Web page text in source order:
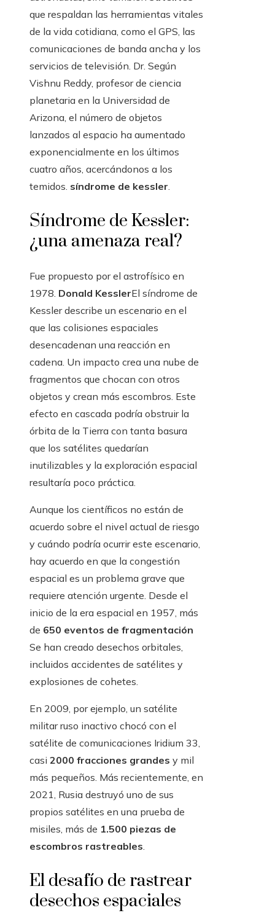
que respaldan las herramientas vitales
de la vida cotidiana, como el GPS, las
comunicaciones de banda ancha y los
servicios de televisión. Dr. Según
Vishnu Reddy, profesor de ciencia
planetaria en la Universidad de
Arizona, el número de objetos
lanzados al espacio ha aumentado
exponencialmente en los últimos
cuatro años, acercándonos a los
temidos. síndrome de kessler.
Síndrome de Kessler:
¿una amenaza real?
Fue propuesto por el astrofísico en
1978. Donald KesslerEl síndrome de
Kessler describe un escenario en el
que las colisiones espaciales
desencadenan una reacción en
cadena. Un impacto crea una nube de
fragmentos que chocan con otros
objetos y crean más escombros. Este
efecto en cascada podría obstruir la
órbita de la Tierra con tanta basura
que los satélites quedarían
inutilizables y la exploración espacial
resultaría poco práctica.
Aunque los científicos no están de
acuerdo sobre el nivel actual de riesgo
y cuándo podría ocurrir este escenario,
hay acuerdo en que la congestión
espacial es un problema grave que
requiere atención urgente. Desde el
inicio de la era espacial en 1957, más
de 650 eventos de fragmentación
Se han creado desechos orbitales,
incluidos accidentes de satélites y
explosiones de cohetes.
En 2009, por ejemplo, un satélite
militar ruso inactivo chocó con el
satélite de comunicaciones Iridium 33,
casi 2000 fracciones grandes y mil
más pequeños. Más recientemente, en
2021, Rusia destruyó uno de sus
propios satélites en una prueba de
misiles, más de 1.500 piezas de
escombros rastreables.
El desafío de rastrear
desechos espaciales